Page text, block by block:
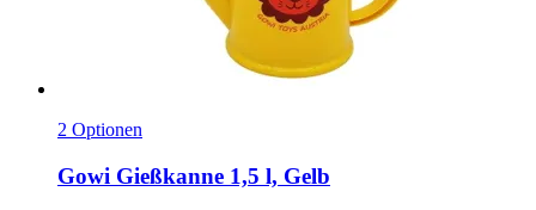
2 Optionen
Gowi Gießkanne 1,5 l, Gelb